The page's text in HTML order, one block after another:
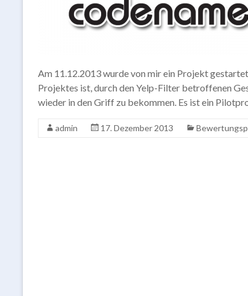
Am 11.12.2013 wurde von mir ein Projekt
Projektes ist, durch den Yelp-Filter betroffenen
wieder in den Griff zu bekommen. Es ist ein
admin 17. Dezember 2013